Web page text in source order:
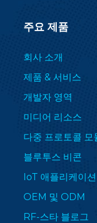
주요 제품
회사 소개
제품 & 서비스
개발자 영역
미디어 리소스
다중 프로토콜 모
블루투스 비콘
IoT 애플리케이션
OEM 및 ODM
RF-스타 블로그